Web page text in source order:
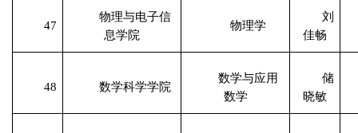
47
物理与电子信
息学院
物理学
刘
佳畅
48 数学科学学院
数学与应用
数学
储
晓敏